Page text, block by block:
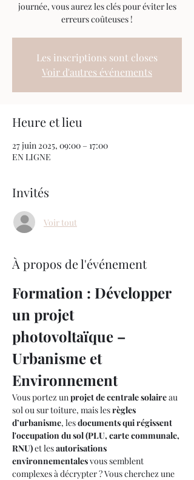
journée, vous aurez les clés pour éviter les
Les inscriptions sont closes
Voir d'autres événements
Heure et lieu
27 juin 2025, 09:00 – 17:00
EN LIGNE
Invités
Voir tout
À propos de l'événement
Formation : Développer
un projet
photovoltaïque –
Urbanisme et
Environnement
Vous portez un projet de centrale solaire au
sol ou sur toiture, mais les règles
d’urbanisme, les documents qui régissent
l'occupation du sol (PLU, carte communale,
RNU) et les autorisations
environnementales vous semblent
complexes à décrypter ? Vous cherchez une